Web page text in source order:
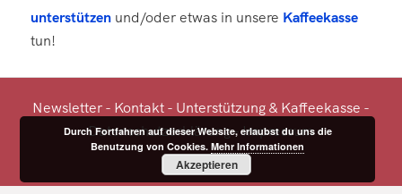
unterstützen und/oder etwas in unsere Kaffeekasse
tun!
Newsletter- Kontakt- Unterstützung& Kaffeekasse -
Datenschutzerklärung-Impressum
Durch Fortfahren auf dieser Website, erlaubst du uns die
Benutzung von Cookies.Mehr Informationen
Akzeptieren